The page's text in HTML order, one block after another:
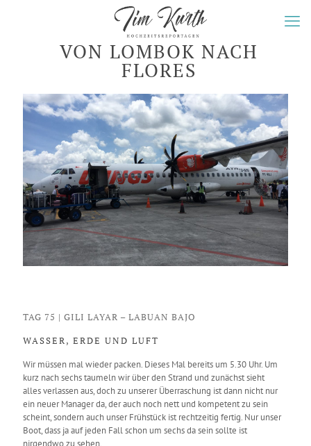
VON LOMBOK NACH
FLORES
TAG 75 | GILI LAYAR – LABUAN BAJO
WASSER, ERDE UND LUFT
Wir müssen mal wieder packen. Dieses Mal bereits um 5.30 Uhr. Um
kurz nach sechs taumeln wir über den Strand und zunächst sieht
alles verlassen aus, doch zu unserer Überraschung ist dann nicht nur
ein neuer Manager da, der auch noch nett und kompetent zu sein
scheint, sondern auch unser Frühstück ist rechtzeitig fertig. Nur unser
Boot, dass ja auf jeden Fall schon um sechs da sein sollte ist